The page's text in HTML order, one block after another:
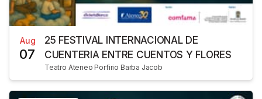
Aug
07
25 FESTIVAL INTERNACIONAL DE
CUENTERIA ENTRE CUENTOS Y FLORES
Teatro Ateneo Porfirio Barba Jacob